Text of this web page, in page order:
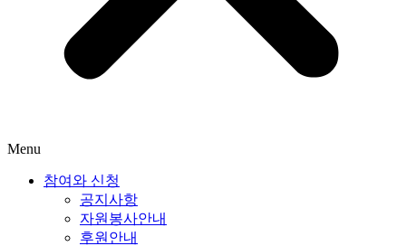
Menu
참여와 신청
공지사항
자원봉사안내
후원안내